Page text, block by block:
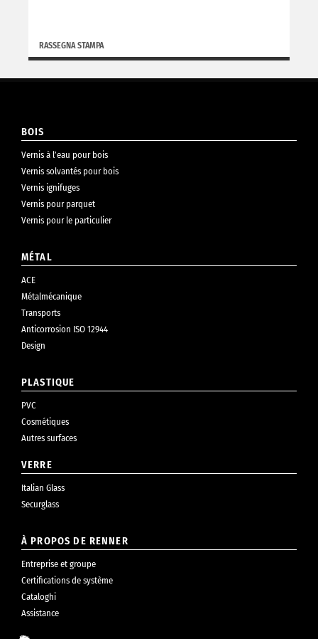
RASSEGNA STAMPA
BOIS
Vernis à l’eau pour bois
Vernis solvantés pour bois
Vernis ignifuges
Vernis pour parquet
Vernis pour le particulier
MÉTAL
ACE
Métalmécanique
Transports
Anticorrosion ISO 12944
Design
PLASTIQUE
PVC
Cosmétiques
Autres surfaces
VERRE
Italian Glass
Securglass
À PROPOS DE RENNER
Entreprise et groupe
Certifications de système
Cataloghi
Assistance